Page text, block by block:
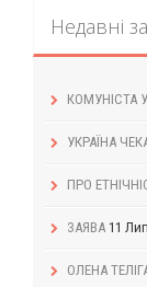
Недавні
КОМУНІСТА
УКРАЇНА
ПРО
ЗАЯВА 11
ОЛЕНА